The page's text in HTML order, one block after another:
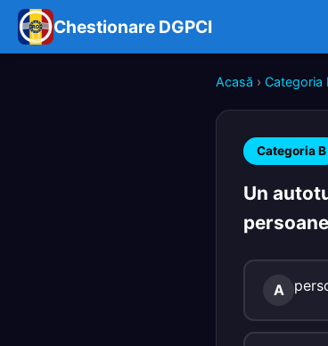
Chestionare DGPCI
Acasă › Categoria
Categoria B
Un
A